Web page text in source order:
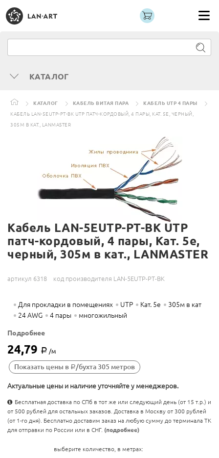
КАТАЛОГ
КАТАЛОГ КАБЕЛЬ ВИТАЯ ПАРА
КАБЕЛЬ UTP 4 ПАРЫ
КАБЕЛЬ LAN-5EUTP-PT-BK UTP ПАТЧ-КОРДОВЫЙ, 4 ПАРЫ, КАТ. 5E, ЧЕРНЫЙ,
305М В КАТ., LANMASTER
Кабель LAN-5EUTP-PT-BK UTP
патч-кордовый, 4 пары, Кат. 5e,
черный, 305м в кат., LANMASTER
артикул 6318 код производителя LAN-5EUTP-PT-BK
Для прокладки в помещениях UTP Кат. 5e
305м в кат
24 AWG
4 пары многожильный
Подробнее
24,79 Р /м
Показать цены в Р /бухта 305 метров
Актуальные цены и наличие уточняйте у менеджеров.
Бесплатная доставка по СПб в тот же или следующий день (от 15 т.р.) и
от 500 рублей для остальных заказов. Доставка в Москву от 300 рублей
(от 1-го дня). Бесплатно доставим заказ на любую сумму до терминала ТК
для отправки по России или в СНГ. (подробнее)
выберите количество, в метрах: